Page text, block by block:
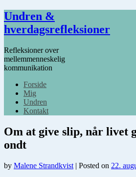
Undren &
hverdagsrefleksioner
Refleksioner over
mellemmenneskelig
kommunikation
Forside
Mig
Undren
Kontakt
Om at give slip, når livet
ondt
by Malene Strandkvist | Posted on 22.